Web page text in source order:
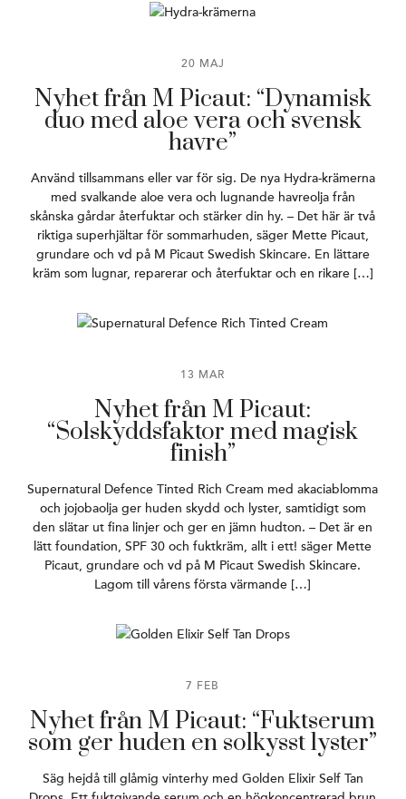
20 MAJ
Nyhet från M Picaut: “Dynamisk
duo med aloe vera och svensk
havre”
Använd tillsammans eller var för sig. De nya Hydra-krämerna
med svalkande aloe vera och lugnande havreolja från
skånska gårdar återfuktar och stärker din hy. – Det här är två
riktiga superhjältar för sommarhuden, säger Mette Picaut,
grundare och vd på M Picaut Swedish Skincare. En lättare
kräm som lugnar, reparerar och återfuktar och en rikare […]
13 MAR
Nyhet från M Picaut:
“Solskyddsfaktor med magisk
finish”
Supernatural Defence Tinted Rich Cream med akaciablomma
och jojobaolja ger huden skydd och lyster, samtidigt som
den slätar ut fina linjer och ger en jämn hudton. – Det är en
lätt foundation, SPF 30 och fuktkräm, allt i ett! säger Mette
Picaut, grundare och vd på M Picaut Swedish Skincare.
Lagom till vårens första värmande […]
7 FEB
Nyhet från M Picaut: “Fuktserum
som ger huden en solkysst lyster”
Säg hejdå till glåmig vinterhy med Golden Elixir Self Tan